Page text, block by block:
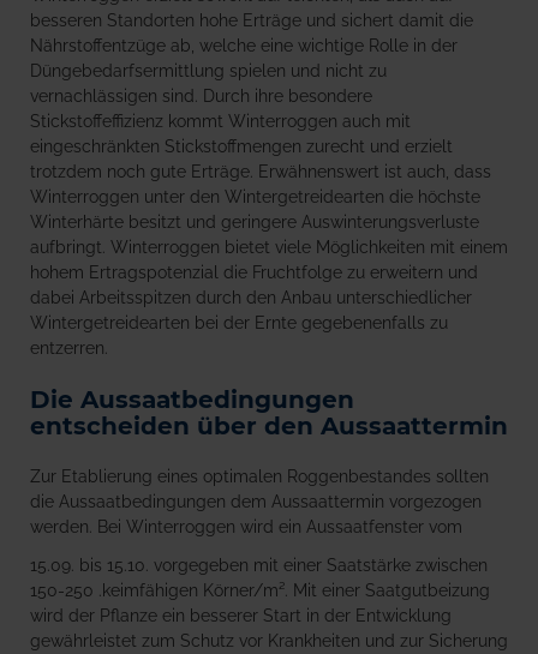
besseren Standorten hohe Erträge und sichert damit die
Nährstoffentzüge ab, welche eine wichtige Rolle in der
Düngebedarfsermittlung spielen und nicht zu
vernachlässigen sind. Durch ihre besondere
Stickstoffeffizienz kommt Winterroggen auch mit
eingeschränkten Stickstoffmengen zurecht und erzielt
trotzdem noch gute Erträge. Erwähnenswert ist auch, dass
Winterroggen unter den Wintergetreidearten die höchste
Winterhärte besitzt und geringere Auswinterungsverluste
aufbringt. Winterroggen bietet viele Möglichkeiten mit einem
hohem Ertragspotenzial die Fruchtfolge zu erweitern und
dabei Arbeitsspitzen durch den Anbau unterschiedlicher
Wintergetreidearten bei der Ernte gegebenenfalls zu
entzerren.
Die Aussaatbedingungen
entscheiden über den Aussaattermin
Zur Etablierung eines optimalen Roggenbestandes sollten
die Aussaatbedingungen dem Aussaattermin vorgezogen
werden. Bei Winterroggen wird ein Aussaatfenster vom
15.09. bis 15.10. vorgegeben mit einer Saatstärke zwischen
150-250 .keimfähigen Körner/m². Mit einer Saatgutbeizung
wird der Pflanze ein besserer Start in der Entwicklung
gewährleistet zum Schutz vor Krankheiten und zur Sicherung